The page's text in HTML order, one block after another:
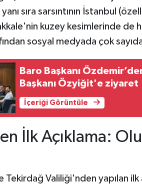
sıra sarsıntının İstanbul
kuzey kesimlerinde
sosyal medyada çok sayıda
Baro Başkanı
Başkanı Özyiğit'e ziyaret
İçeriği Görüntüle
İlk Açıklama:
Tekirdağ Valiliği'nden yapılan